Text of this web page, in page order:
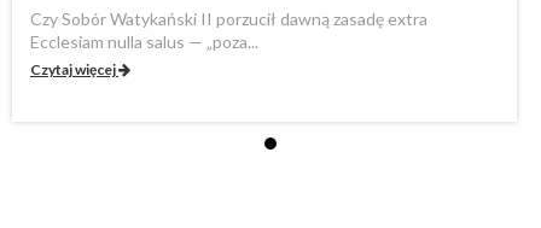
Czy Sobór Watykański II porzucił dawną zasadę extra
Ecclesiam nulla salus — „poza...
Czytaj więcej